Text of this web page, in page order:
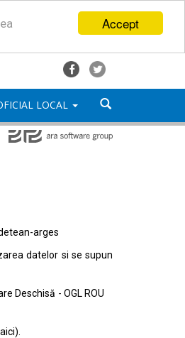
Accept
LOCAL
arges
datelor si se supun
Deschisă - OGL ROU
aici).